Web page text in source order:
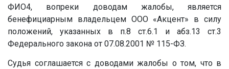
ФИО4, вопреки доводам жалобы, является
бенефициарным владельцем ООО «Акцент» в силу
положений, указанных в п.8 ст.6.1 и абз.13 ст.3
Федерального закона от 07.08.2001 № 115-ФЗ.
Судья соглашается с доводами жалобы о том, что в